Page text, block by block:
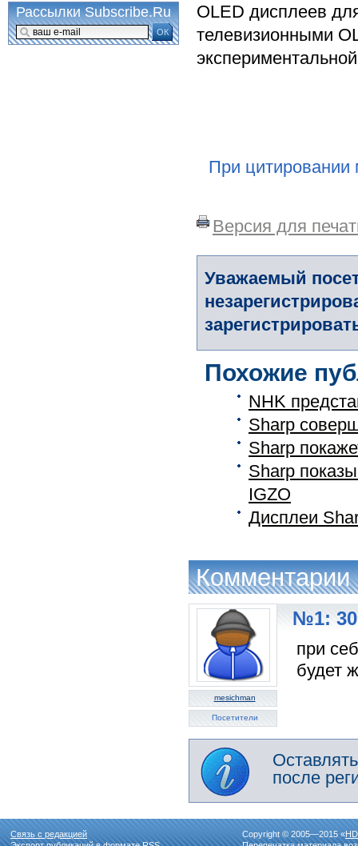
OLED дисплеев
телевизионными
При цитировании
Версия для
Уважаемый
Похожие
NHK
Sharp
Sharp
Sharp
IGZO
Дисплеи
Комментарии
mesichman
Посетители
№1: 30
при
будет
после
Рассылки Subscribe.Ru
ОК
Связь с редакцией
Copyright © 2005—2015 «